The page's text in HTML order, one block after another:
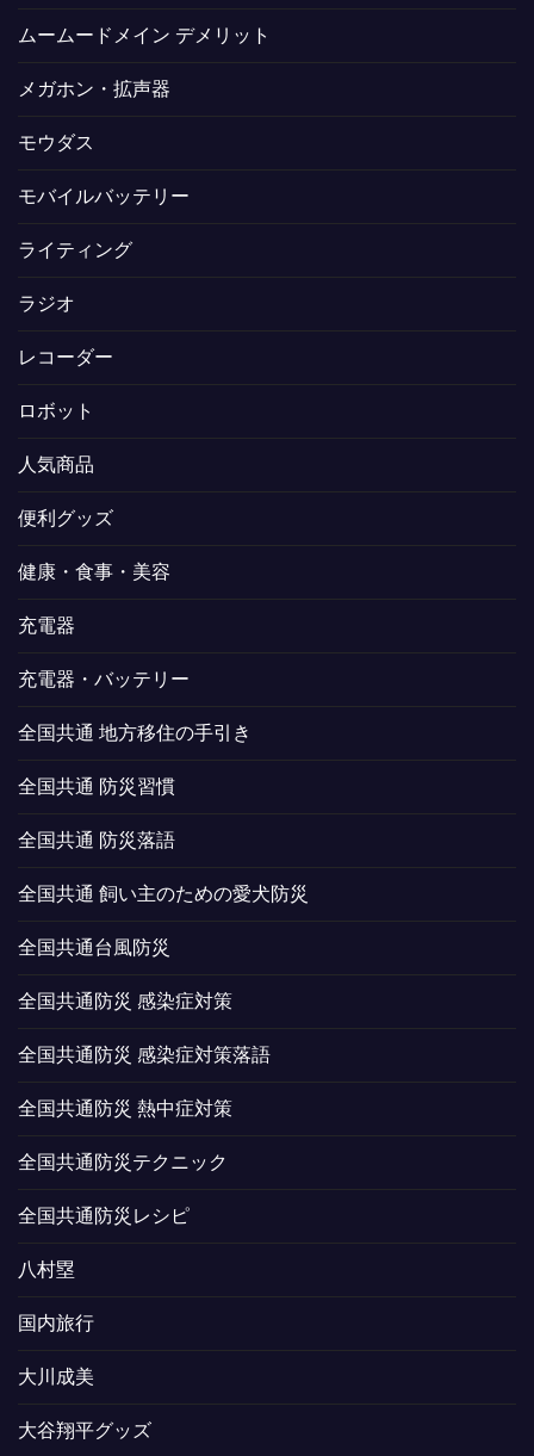
ムームードメイン デメリット
メガホン・拡声器
モウダス
モバイルバッテリー
ライティング
ラジオ
レコーダー
ロボット
人気商品
便利グッズ
健康・食事・美容
充電器
充電器・バッテリー
全国共通 地方移住の手引き
全国共通 防災習慣
全国共通 防災落語
全国共通 飼い主のための愛犬防災
全国共通台風防災
全国共通防災 感染症対策
全国共通防災 感染症対策落語
全国共通防災 熱中症対策
全国共通防災テクニック
全国共通防災レシピ
八村塁
国内旅行
大川成美
大谷翔平グッズ